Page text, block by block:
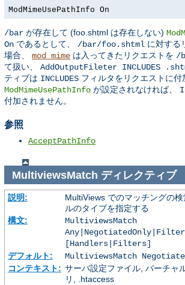
ModMimeUsePathInfo On
/bar が存在して (foo.shtml は存在しない)
On であるとして、 /bar/foo.shtml に対する
場合、 mod_mime は入ってきたリクエストを /
て扱い、 AddOutputFileter INCLUDES
ティブは INCLUDES フィルタをリクエストに付
ModMimeUsePathInfo が設定されなければ、
付加されません。
参照
AcceptPathInfo
MultiviewsMatch ディレクティブ
説明:
MultiViews でのマッチングの
ルのタイプを指定する
構文:
MultiviewsMatch
[Handlers|Filters]
デフォルト:
MultiviewsMatch
コンテキスト: サーバ設定ファイル, バーチャ
リ, .htaccess